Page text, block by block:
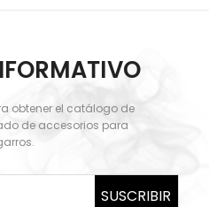
obtener el catálogo de
de accesorios para
SUSCRIBIR